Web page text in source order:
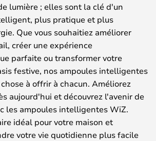
lumière ; elles sont la clé d'un
plus pratique et plus
Que vous souhaitiez améliorer
créer une expérience
parfaite ou transformer votre
festive, nos ampoules intelligentes
à offrir à chacun. Améliorez
aujourd'hui et découvrez l'avenir de
les ampoules intelligentes WiZ.
idéal pour votre maison et
votre vie quotidienne plus facile